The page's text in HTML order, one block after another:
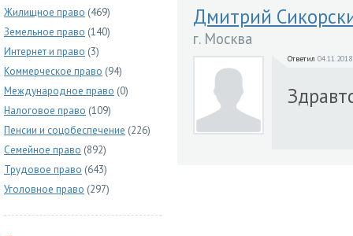
Жилищное право (469)
Земельное право (140)
Интернет и право (3)
Коммерческое право (94)
Международное право (0)
Налоговое право (109)
Пенсии и соцобеспечение (226)
Семейное право (892)
Трудовое право (643)
Уголовное право (297)
Дмитрий
г. Москва
Ответил